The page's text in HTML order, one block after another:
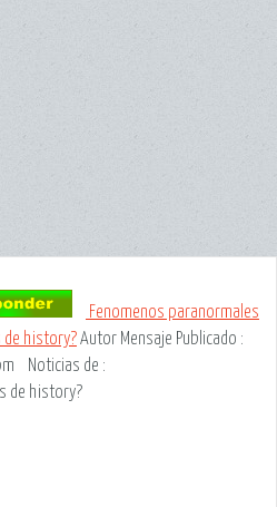
Fenomenos paranormales
de history?Autor Mensaje Publicado :
Noticias de :
de history?